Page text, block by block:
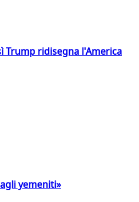
Trump ridisegna l'America
yemeniti»